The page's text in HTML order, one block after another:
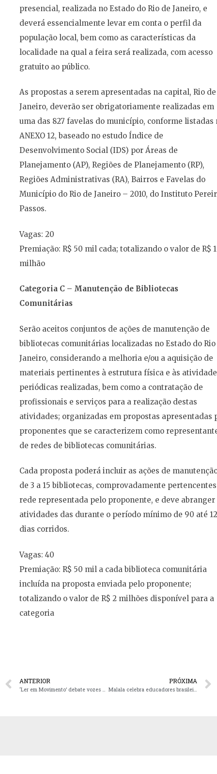
presencial, realizada no Estado do Rio de Janeiro, e
deverá essencialmente levar em conta o perfil da
população local, bem como as características da
localidade na qual a feira será realizada, com acesso
gratuito ao público.
As propostas a serem apresentadas na capital, Rio de
Janeiro, deverão ser obrigatoriamente realizadas em
uma das 827 favelas do município, conforme listadas
ANEXO 12, baseado no estudo Índice de
Desenvolvimento Social (IDS) por Áreas de
Planejamento (AP), Regiões de Planejamento (RP),
Regiões Administrativas (RA), Bairros e Favelas do
Município do Rio de Janeiro – 2010, do Instituto
Passos.
Vagas: 20
Premiação: R$ 50 mil cada; totalizando o valor de R$ 1
milhão
Categoria C – Manutenção de Bibliotecas
Comunitárias
Serão aceitos conjuntos de ações de manutenção de
bibliotecas comunitárias localizadas no Estado do Rio
Janeiro, considerando a melhoria e/ou a aquisição de
materiais pertinentes à estrutura física e às
periódicas realizadas, bem como a contratação de
profissionais e serviços para a realização destas
atividades; organizadas em propostas apresentadas
proponentes que se caracterizem como
de redes de bibliotecas comunitárias.
Cada proposta poderá incluir as ações de
de 3 a 15 bibliotecas, comprovadamente
rede representada pelo proponente, e deve abranger
atividades das durante o período mínimo de 90 até
dias corridos.
Vagas: 40
Premiação: R$ 50 mil a cada biblioteca comunitária
incluída na proposta enviada pelo proponente;
totalizando o valor de R$ 2 milhões disponível para a
categoria
ANTERIOR
‘Ler em Movimento’ debate vozes negras e periféricas em Santa Cruz
PRÓXIMA
Malala celebra educadores brasileiros, diz que foi inspirada por Paulo Coelho e que extremismo religioso é ‘desculpa para misoginia’